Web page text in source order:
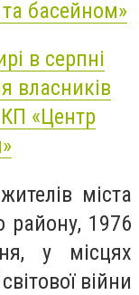
та басейном»
в серпні
власників
«Центр
міста
району, 1976
у місцях
війни